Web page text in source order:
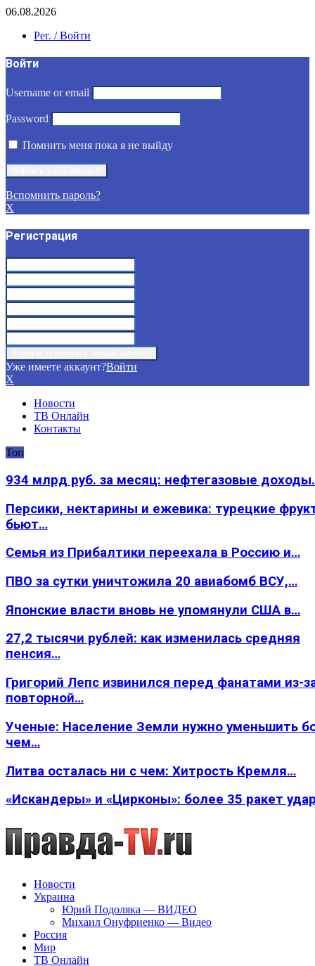
06.08.2026
Рег. / Войти
Войти
Username or email
Password
Помнить меня пока я не выйду
Вспомнить пароль?
X
Регистрация
Уже имеете аккаунт?Войти
X
Новости
ТВ Онлайн
Контакты
Топ
934 млрд руб. за месяц: нефтегазовые
Персики, нектарины и ежевика: турецкие
бьют…
Семья из Прибалтики переехала в Россию и…
ПВО за сутки уничтожила 20 авиабомб ВСУ,…
Японские власти вновь не упомянули США в…
27,2 тысячи рублей: как изменилась средняя
пенсия…
Григорий Лепс извинился перед фанатами из-
повторной…
Ученые: Население Земли нужно уменьшить
чем…
Литва осталась ни с чем: Хитрость Кремля…
«Искандеры» и «Цирконы»: более 35 ракет
Новости
Украина
Юрий Подоляка — ВИДЕО
Михаил Онуфриенко — Видео
Россия
Мир
ТВ Онлайн